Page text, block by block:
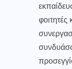
φοιτητές